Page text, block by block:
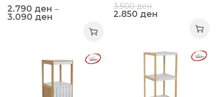
2.790 ден –
3.090 ден
3.500ден
2.850 ден